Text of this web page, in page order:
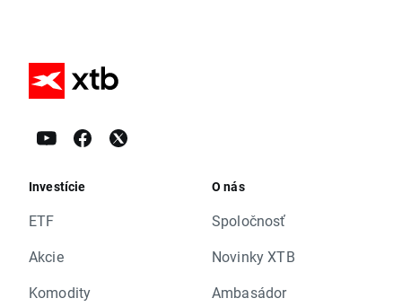
Investície
ETF
Akcie
Komodity
O nás
Spoločnosť
Novinky XTB
Ambasádor